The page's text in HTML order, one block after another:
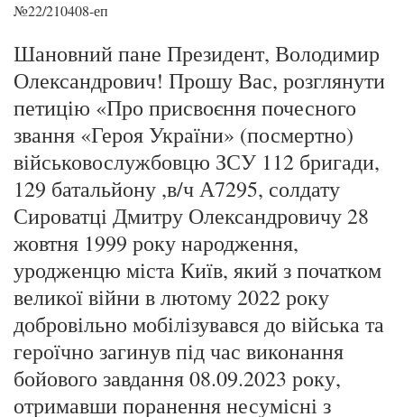
№22/210408-еп
Шановний пане Президент, Володимир
Олександрович! Прошу Вас, розглянути
петицію «Про присвоєння почесного
звання «Героя України» (посмертно)
військовослужбовцю ЗСУ 112 бригади,
129 батальйону ,в/ч А7295, солдату
Сироватці Дмитру Олександровичу 28
жовтня 1999 року народження,
уродженцю міста Київ, який з початком
великої війни в лютому 2022 року
добровільно мобілізувався до війська та
героїчно загинув під час виконання
бойового завдання 08.09.2023 року,
отримавши поранення несумісні з